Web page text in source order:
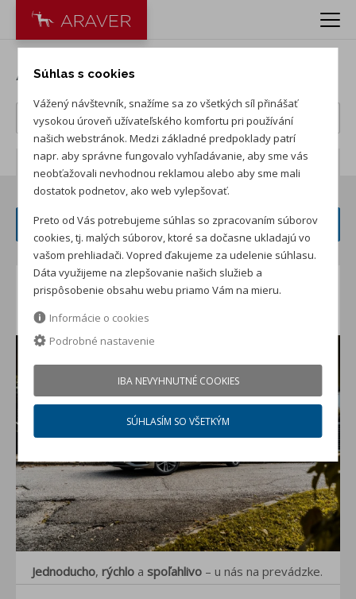
Akcie jazdené vozidlá
Počet záznamov:
FILTER ČLÁNKOV
Najvýhodnejšie financovanie
jazdených vozidiel!
Jednoducho, rýchlo a spoľahlivo – u nás na prevádzke.
Súhlas s cookies
Vážený návštevník, snažíme sa zo všetkých síl přinášať
vysokou úroveň užívateľského komfortu pri používání
našich webstránok. Medzi základné predpoklady patrí
napr. aby správne fungovalo vyhľadávanie, aby sme vás
neobťažovali nevhodnou reklamou alebo aby sme mali
dostatok podnetov, ako web vylepšovať.
Preto od Vás potrebujeme súhlas so zpracovaním súborov
cookies, tj. malých súborov, ktoré sa dočasne ukladajú vo
vašom prehliadači. Vopred ďakujeme za udelenie súhlasu.
Dáta využijeme na zlepšovanie našich služieb a
prispôsobenie obsahu webu priamo Vám na mieru.
Informácie o cookies
Podrobné nastavenie
IBA NEVYHNUTNÉ COOKIES
SÚHLASÍM SO VŠETKÝM